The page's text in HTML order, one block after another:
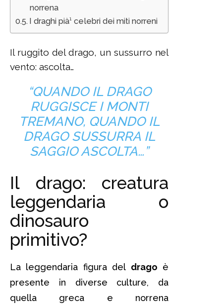
norrena
I draghi pià¹ celebri dei miti norreni
Il ruggito del drago, un sussurro nel
vento: ascolta…
“QUANDO IL DRAGO
RUGGISCE I MONTI
TREMANO, QUANDO IL
DRAGO SUSSURRA IL
SAGGIO ASCOLTA…”
Il drago: creatura
leggendaria o
dinosauro
primitivo?
La leggendaria figura del drago è
presente in diverse culture, da
quella greca e norrena